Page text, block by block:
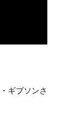
ギブソンさ